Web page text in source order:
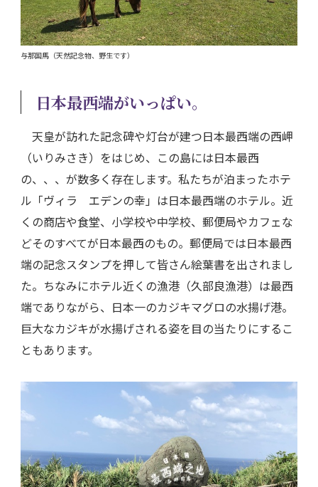
与那国馬（天然記念物、野生です）
日本最西端がいっぱい。
天皇が訪れた記念碑や灯台が建つ日本最西端の西岬
（いりみさき）をはじめ、この島には日本最西
の、、、が数多く存在します。私たちが泊まったホテ
ル「ヴィラ エデンの幸」は日本最西端のホテル。近
くの商店や食堂、小学校や中学校、郵便局やカフェな
どそのすべてが日本最西のもの。郵便局では日本最西
端の記念スタンプを押して皆さん絵葉書を出されまし
た。ちなみにホテル近くの漁港（久部良漁港）は最西
端でありながら、日本一のカジキマグロの水揚げ港。
巨大なカジキが水揚げされる姿を目の当たりにするこ
ともあります。